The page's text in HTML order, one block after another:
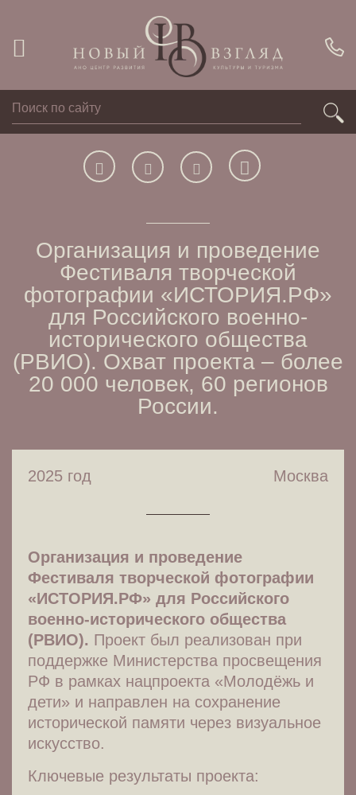
Организация и проведение
Фестиваля творческой
фотографии «ИСТОРИЯ.РФ»
для Российского военно-
исторического общества
(РВИО). Охват проекта – более
20 000 человек, 60 регионов
России.
2025 год Москва
Организация и проведение
Фестиваля творческой фотографии
«ИСТОРИЯ.РФ» для Российского
военно-исторического общества
(РВИО). Проект был реализован при
поддержке Министерства просвещения
РФ в рамках нацпроекта «Молодёжь и
дети» и направлен на сохранение
исторической памяти через визуальное
искусство.
Ключевые результаты проекта: